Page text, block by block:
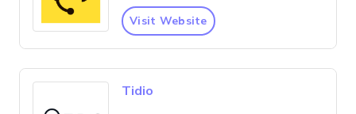
Visit Website
Tidio